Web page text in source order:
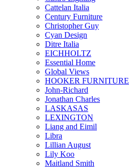
Cattelan Italia
Century Furniture
Christopher Guy
Cyan Design
Ditre Italia
EICHHOLTZ
Essential Home
Global Views
HOOKER FURNITURE
John-Richard
Jonathan Charles
LASKASAS
LEXINGTON
Liang and Eimil
Libra
Lillian August
Lily Koo
Maitland Smith